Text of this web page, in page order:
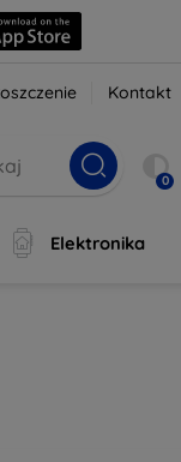
Kontakt
0
Elektronika